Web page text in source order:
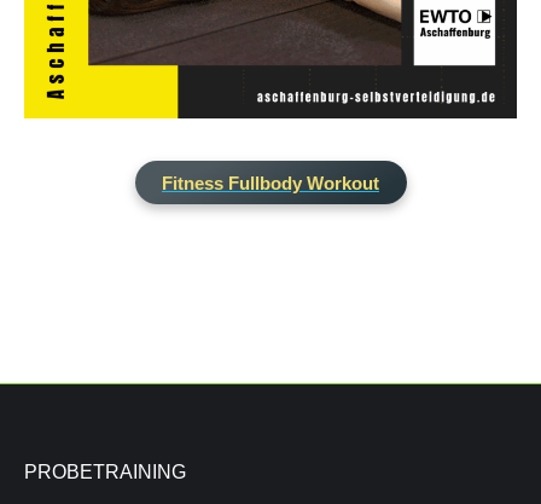
Fitness Fullbody Workout
PROBETRAINING